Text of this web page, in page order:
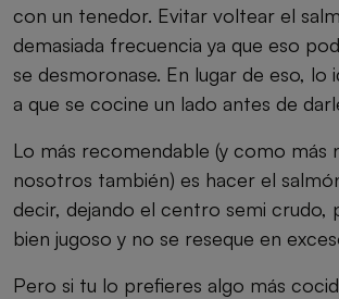
con un tenedor. Evitar voltear el
demasiada frecuencia ya que eso
se desmoronase. En lugar de eso, lo
a que se cocine un lado antes de
Lo más recomendable (y como más
nosotros también) es hacer el
decir, dejando el centro semi crudo,
bien jugoso y no se reseque en
Pero si tu lo prefieres algo más